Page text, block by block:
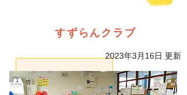
すずらんクラブ
2023年3月16日 更新